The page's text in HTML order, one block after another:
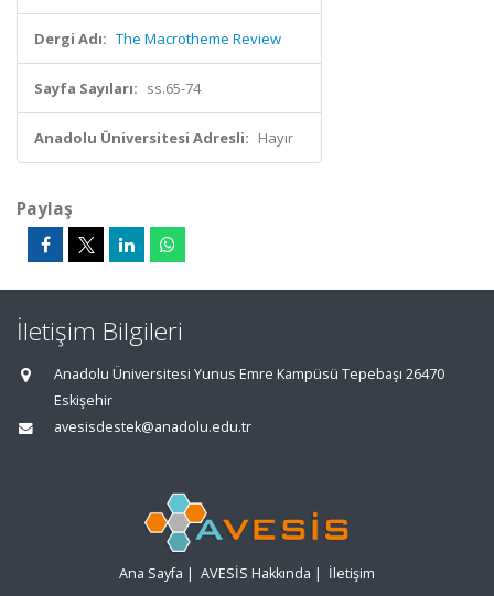
Dergi Adı: The Macrotheme Review
Sayfa Sayıları: ss.65-74
Anadolu Üniversitesi Adresli: Hayır
Paylaş
İletişim Bilgileri
Anadolu Üniversitesi Yunus Emre Kampüsü Tepebaşı 26470
Eskişehir
avesisdestek@anadolu.edu.tr
Ana Sayfa | AVESİS Hakkında | İletişim